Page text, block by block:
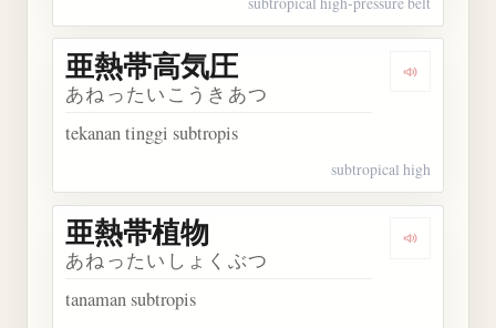
Dengarkan
亜熱帯高気圧
あねったいこうきあつ
tekanan tinggi subtropis
subtropical high
Dengarkan
亜熱帯植物
あねったいしょくぶつ
tanaman subtropis